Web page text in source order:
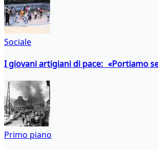
Sociale
I giovani artigiani di pace: «Portiamo
Primo piano